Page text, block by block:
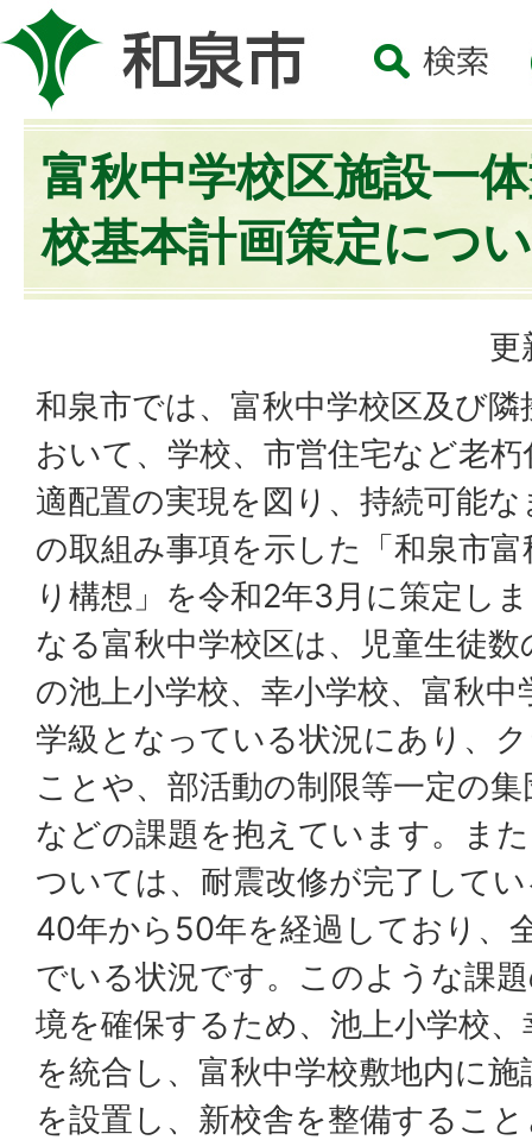
富秋中学校区施設一
校基本計画策定につ
更
和泉市では、富秋中学校区及び
おいて、学校、市営住宅など老
適配置の実現を図り、持続可能
の取組み事項を示した「和泉市
り構想」を令和2年3月に策定し
なる富秋中学校区は、児童生徒
の池上小学校、幸小学校、富秋
学級となっている状況にあり、
ことや、部活動の制限等一定の
などの課題を抱えています。ま
ついては、耐震改修が完了して
40年から50年を経過しており、
でいる状況です。このような課
境を確保するため、池上小学校
を統合し、富秋中学校敷地内に
を設置し、新校舎を整備するこ